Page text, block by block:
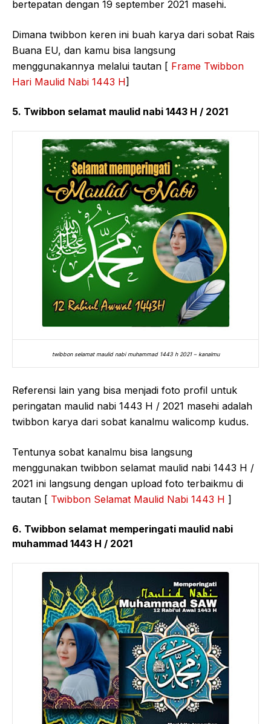
bertepatan dengan 19 september 2021 masehi.
Dimana twibbon keren ini buah karya dari sobat Rais
Buana EU, dan kamu bisa langsung
menggunakannya melalui tautan [ Frame Twibbon
Hari Maulid Nabi 1443 H]
5. Twibbon selamat maulid nabi 1443 H / 2021
twibbon selamat maulid nabi muhammad 1443 h 2021 – kanalmu
Referensi lain yang bisa menjadi foto profil untuk
peringatan maulid nabi 1443 H / 2021 masehi adalah
twibbon karya dari sobat kanalmu walicomp kudus.
Tentunya sobat kanalmu bisa langsung
menggunakan twibbon selamat maulid nabi 1443 H /
2021 ini langsung dengan upload foto terbaikmu di
tautan [ Twibbon Selamat Maulid Nabi 1443 H ]
6. Twibbon selamat memperingati maulid nabi
muhammad 1443 H / 2021